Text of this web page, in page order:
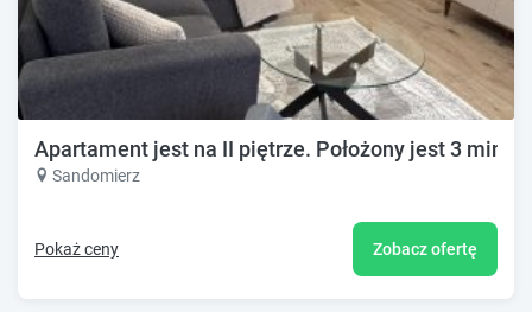
Apartament jest na II piętrze. Położony jest 3 minut
Sandomierz
Pokaż ceny Zobacz ofertę